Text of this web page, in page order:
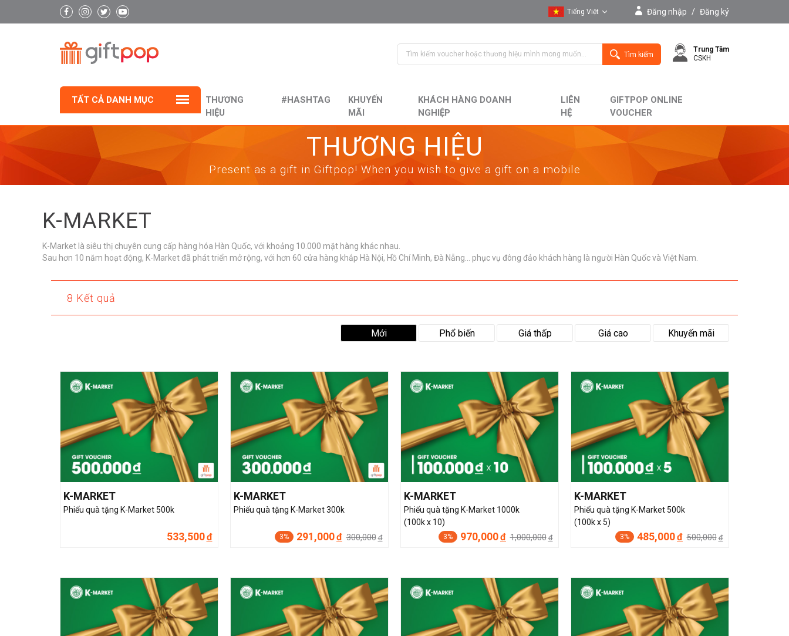
Tiếng Việt
English
Đăng nhập / Đăng ký
Tìm kiếm
Trung Tâm
CSKH
TẤT CẢ DANH MỤC
THƯƠNG
HIỆU
#HASHTAG
KHUYẾN
MÃI
KHÁCH HÀNG DOANH
NGHIỆP
LIÊN
HỆ
GIFTPOP ONLINE
VOUCHER
THƯƠNG HIỆU
Present as a gift in Giftpop! When you wish to give a gift on a mobile
K-MARKET
K-Market là siêu thị chuyên cung cấp hàng hóa Hàn Quốc, với khoảng 10.000 mặt hàng khác nhau.
Sau hơn 10 năm hoạt động, K-Market đã phát triển mở rộng, với hơn 60 cửa hàng khắp Hà Nội, Hồ Chí Minh, Đà Nẵng… phục vụ đông đảo khách hàng là người Hàn Quốc và Việt Nam.
8 Kết quả
Mới Phổ biến Giá thấp Giá cao Khuyến mãi
K-MARKET
Phiếu quà tặng K-Market 500k
533,500đ
K-MARKET
Phiếu quà tặng K-Market 300k
3% 291,000đ 300,000 đ
K-MARKET
Phiếu quà tặng K-Market 1000k
(100k x 10)
3% 970,000đ 1,000,000 đ
K-MARKET
Phiếu quà tặng K-Market 500k
(100k x 5)
3% 485,000đ 500,000 đ